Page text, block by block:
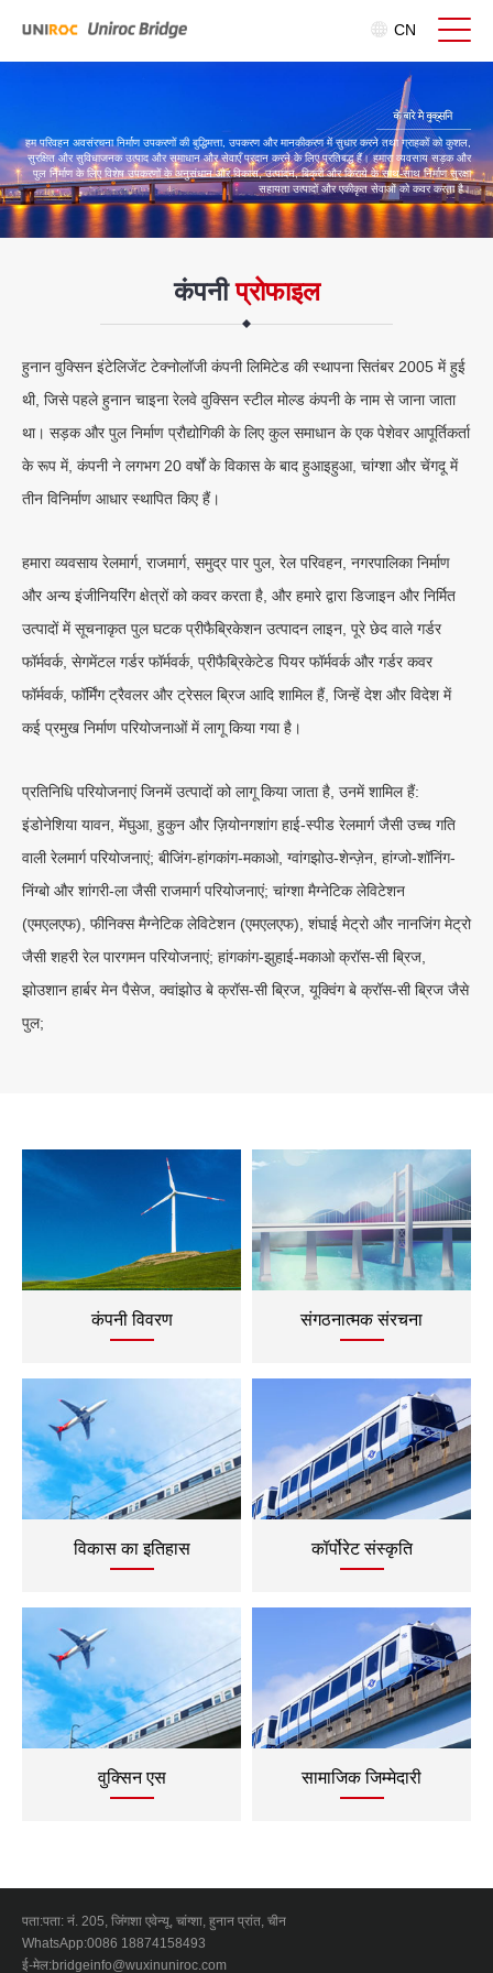
CN
हम परिवहन अवसंरचना निर्माण उपकरणों की बुद्धिमत्ता, उपकरण और मानकीकरण में सुधार करने तथा ग्राहकों को कुशल,
सुरक्षित और सुविधाजनक उत्पाद और समाधान और सेवाएँ प्रदान करने के लिए प्रतिबद्ध हैं। हमारा व्यवसाय सड़क और
पुल निर्माण के लिए विशेष उपकरणों के अनुसंधान और विकास, उत्पादन, बिक्री और किराये के साथ-साथ निर्माण सुरक्षा
सहायता उत्पादों और एकीकृत सेवाओं को कवर करता है।
कंपनीप्रोफाइल
हुनान वुक्सिन इंटेलिजेंट टेक्नोलॉजी कंपनी लिमिटेड की स्थापना सितंबर 2005 में हुई
थी, जिसे पहले हुनान चाइना रेलवे वुक्सिन स्टील मोल्ड कंपनी के नाम से जाना जाता
था। सड़क और पुल निर्माण प्रौद्योगिकी के लिए कुल समाधान के एक पेशेवर आपूर्तिकर्ता
के रूप में, कंपनी ने लगभग 20 वर्षों के विकास के बाद हुआइहुआ, चांग्शा और चेंगदू में
तीन विनिर्माण आधार स्थापित किए हैं।
हमारा व्यवसाय रेलमार्ग, राजमार्ग, समुद्र पार पुल, रेल परिवहन, नगरपालिका निर्माण
और अन्य इंजीनियरिंग क्षेत्रों को कवर करता है, और हमारे द्वारा डिजाइन और निर्मित
उत्पादों में सूचनाकृत पुल घटक प्रीफैब्रिकेशन उत्पादन लाइन, पूरे छेद वाले गर्डर
फॉर्मवर्क, सेगमेंटल गर्डर फॉर्मवर्क, प्रीफैब्रिकेटेड पियर फॉर्मवर्क और गर्डर कवर
फॉर्मवर्क, फॉर्मिंग ट्रैवलर और ट्रेसल ब्रिज आदि शामिल हैं, जिन्हें देश और विदेश में
कई प्रमुख निर्माण परियोजनाओं में लागू किया गया है।
प्रतिनिधि परियोजनाएं जिनमें उत्पादों को लागू किया जाता है, उनमें शामिल हैं:
इंडोनेशिया यावन, मेंघुआ, हुकुन और ज़ियोनगशांग हाई-स्पीड रेलमार्ग जैसी उच्च गति
वाली रेलमार्ग परियोजनाएं; बीजिंग-हांगकांग-मकाओ, ग्वांगझोउ-शेन्ज़ेन, हांग्जो-शॉनिंग-
निंग्बो और शांगरी-ला जैसी राजमार्ग परियोजनाएं; चांग्शा मैग्नेटिक लेविटेशन
(एमएलएफ), फीनिक्स मैग्नेटिक लेविटेशन (एमएलएफ), शंघाई मेट्रो और नानजिंग मेट्रो
जैसी शहरी रेल पारगमन परियोजनाएं; हांगकांग-झुहाई-मकाओ क्रॉस-सी ब्रिज,
झोउशान हार्बर मेन पैसेज, क्वांझोउ बे क्रॉस-सी ब्रिज, यूक्विंग बे क्रॉस-सी ब्रिज जैसे
पुल;
कंपनी विवरण संगठनात्मक संरचना
विकास का इतिहास कॉर्पोरेट संस्कृति
वुक्सिन एस सामाजिक जिम्मेदारी
पता:पता: नं. 205, जिंगशा एवेन्यू, चांग्शा, हुनान प्रांत, चीन
WhatsApp:0086 18874158493
ई-मेल:bridgeinfo@wuxinuniroc.com